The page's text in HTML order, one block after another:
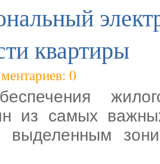
квартиры
0
из самых
выделенным